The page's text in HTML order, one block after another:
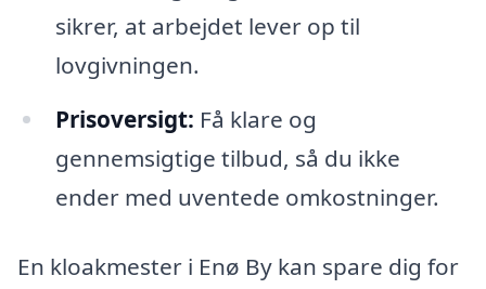
sikrer, at arbejdet lever op til
lovgivningen.
Prisoversigt: Få klare og
gennemsigtige tilbud, så du ikke
ender med uventede omkostninger.
En kloakmester i Enø By kan spare dig for